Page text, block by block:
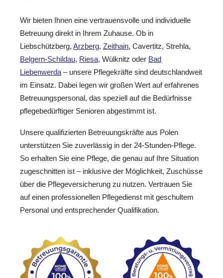
Wir bieten Ihnen eine vertrauensvolle und individuelle
Betreuung direkt in Ihrem Zuhause. Ob in
Liebschützberg, Arzberg, Zeithain, Cavertitz, Strehla,
Belgern-Schildau, Riesa, Wülknitz oder Bad
Liebenwerda – unsere Pflegekräfte sind deutschlandweit
im Einsatz. Dabei legen wir großen Wert auf erfahrenes
Betreuungspersonal, das speziell auf die Bedürfnisse
pflegebedürftiger Senioren abgestimmt ist.
Unsere qualifizierten Betreuungskräfte aus Polen
unterstützen Sie zuverlässig in der 24-Stunden-Pflege.
So erhalten Sie eine Pflege, die genau auf Ihre Situation
zugeschnitten ist – inklusive der Möglichkeit, Zuschüsse
über die Pflegeversicherung zu nutzen. Vertrauen Sie
auf einen professionellen Pflegedienst mit geschultem
Personal und entsprechender Qualifikation.